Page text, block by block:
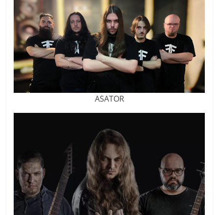
ASATOR